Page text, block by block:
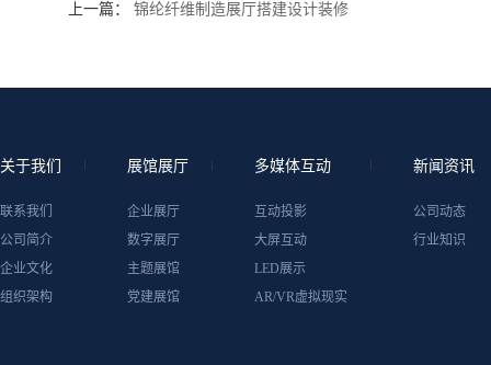
上一篇： 锦纶纤维制造展厅搭建设计装修
关于我们
联系我们
公司简介
企业文化
组织架构
展馆展厅
企业展厅
数字展厅
主题展馆
党建展馆
多媒体互动
互动投影
大屏互动
LED展示
AR/VR虚拟现实
新闻资讯
公司动态
行业知识